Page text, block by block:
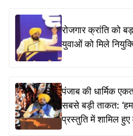
रोजगार क्रांति को
युवाओं को मिले
पंजाब की धार्मिक
सबसे बड़ी ताकत:
प्रस्तुति में शामिल